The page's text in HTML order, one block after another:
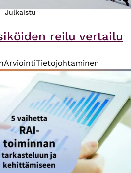
Julkaistu
reilu vertailu
ArviointiTietojohtaminen